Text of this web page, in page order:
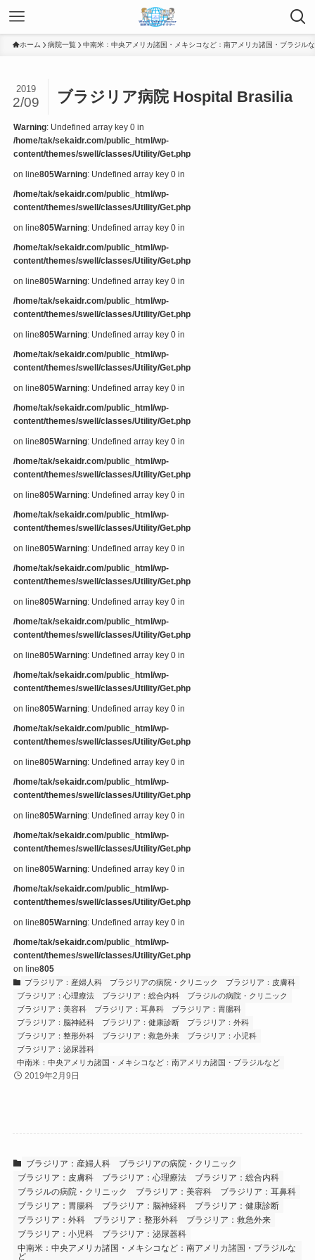
ホーム 病院一覧 中南米：中央アメリカ諸国・メキシコなど：南アメリカ諸国・ブラジル
ブラジリア病院 Hospital Brasilia
2019
2/09
Warning: Undefined array key 0 in
/home/tak/sekaidr.com/public_html/wp-
content/themes/swell/classes/Utility/Get.php
on line805Warning: Undefined array key 0 in
/home/tak/sekaidr.com/public_html/wp-
content/themes/swell/classes/Utility/Get.php
on line805Warning: Undefined array key 0 in
/home/tak/sekaidr.com/public_html/wp-
content/themes/swell/classes/Utility/Get.php
on line805Warning: Undefined array key 0 in
/home/tak/sekaidr.com/public_html/wp-
content/themes/swell/classes/Utility/Get.php
on line805Warning: Undefined array key 0 in
/home/tak/sekaidr.com/public_html/wp-
content/themes/swell/classes/Utility/Get.php
on line805Warning: Undefined array key 0 in
/home/tak/sekaidr.com/public_html/wp-
content/themes/swell/classes/Utility/Get.php
on line805Warning: Undefined array key 0 in
/home/tak/sekaidr.com/public_html/wp-
content/themes/swell/classes/Utility/Get.php
on line805Warning: Undefined array key 0 in
/home/tak/sekaidr.com/public_html/wp-
content/themes/swell/classes/Utility/Get.php
on line805Warning: Undefined array key 0 in
/home/tak/sekaidr.com/public_html/wp-
content/themes/swell/classes/Utility/Get.php
on line805Warning: Undefined array key 0 in
/home/tak/sekaidr.com/public_html/wp-
content/themes/swell/classes/Utility/Get.php
on line805Warning: Undefined array key 0 in
/home/tak/sekaidr.com/public_html/wp-
content/themes/swell/classes/Utility/Get.php
on line805Warning: Undefined array key 0 in
/home/tak/sekaidr.com/public_html/wp-
content/themes/swell/classes/Utility/Get.php
on line805Warning: Undefined array key 0 in
/home/tak/sekaidr.com/public_html/wp-
content/themes/swell/classes/Utility/Get.php
on line805Warning: Undefined array key 0 in
/home/tak/sekaidr.com/public_html/wp-
content/themes/swell/classes/Utility/Get.php
on line805Warning: Undefined array key 0 in
/home/tak/sekaidr.com/public_html/wp-
content/themes/swell/classes/Utility/Get.php
on line805Warning: Undefined array key 0 in
/home/tak/sekaidr.com/public_html/wp-
content/themes/swell/classes/Utility/Get.php
on line805
ブラジリア：産婦人科 ブラジリアの病院・クリニック
ブラジリア：皮膚科
ブラジリア：心理療法
ブラジリア：総合内科
ブラジルの病院・クリニック
ブラジリア：美容科
ブラジリア：耳鼻科
ブラジリア：胃腸科
ブラジリア：脳神経科
ブラジリア：健康診断
ブラジリア：外科
ブラジリア：整形外科
ブラジリア：救急外来
ブラジリア：小児科
ブラジリア：泌尿器科
中南米：中央アメリカ諸国・メキシコなど：南アメリカ諸国・ブラジルなど
2019年2月9日
ブラジリア：産婦人科
ブラジリアの病院・クリニック
ブラジリア：皮膚科
ブラジリア：心理療法
ブラジリア：総合内科
ブラジルの病院・クリニック
ブラジリア：美容科
ブラジリア：耳鼻科
ブラジリア：胃腸科
ブラジリア：脳神経科
ブラジリア：健康診断
ブラジリア：外科
ブラジリア：整形外科
ブラジリア：救急外来
ブラジリア：小児科
ブラジリア：泌尿器科
中南米：中央アメリカ諸国・メキシコなど：南アメリカ諸国・ブラジルな
ど